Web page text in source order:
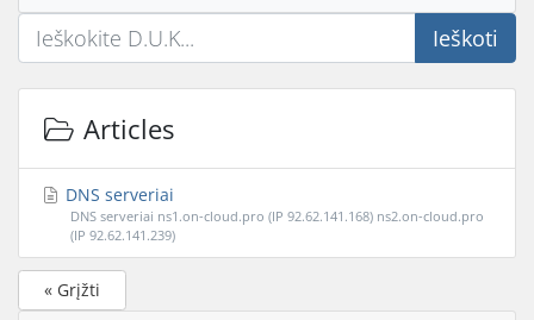
Ieškoti
Articles
DNS serveriai
DNS serveriai ns1.on-cloud.pro (IP 92.62.141.168) ns2.on-cloud.pro
(IP 92.62.141.239)
« Grįžti